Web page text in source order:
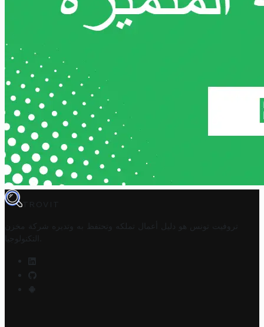
TROVIT
تروفيت تونس هو دليل أعمال تملكه وتحتفظ به وتديره
شركة مخزن
التكنولوجيا